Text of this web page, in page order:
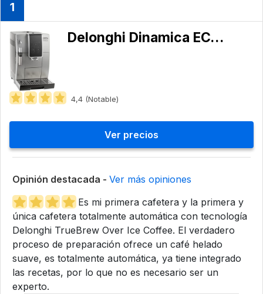
1
Delonghi Dinamica ECAM35025SB
4,4 (Notable)
Ver precios
Opinión destacada - Ver más opiniones
Es mi primera cafetera y la primera y
única cafetera totalmente automática con tecnología
Delonghi TrueBrew Over Ice Coffee. El verdadero
proceso de preparación ofrece un café helado
suave, es totalmente automática, ya tiene integrado
las recetas, por lo que no es necesario ser un
experto.